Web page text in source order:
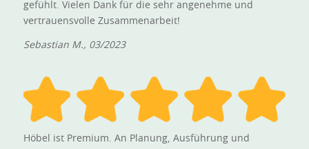
gefühlt. Vielen Dank für die sehr angenehme und
vertrauensvolle Zusammenarbeit!
Sebastian M., 03/2023
Höbel ist Premium. An Planung, Ausführung und